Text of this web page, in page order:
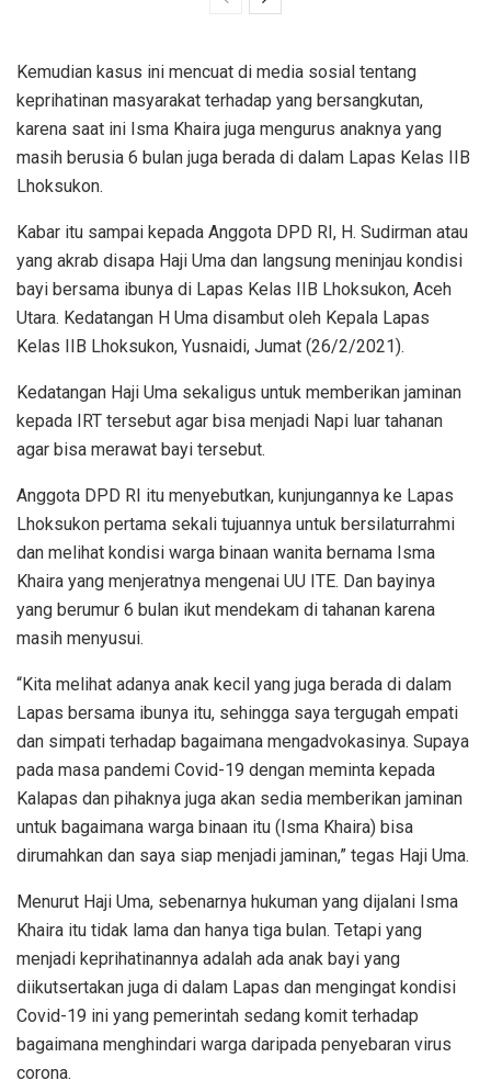
Kemudian kasus ini mencuat di media sosial tentang
keprihatinan masyarakat terhadap yang bersangkutan,
karena saat ini Isma Khaira juga mengurus anaknya yang
masih berusia 6 bulan juga berada di dalam Lapas Kelas IIB
Lhoksukon.
Kabar itu sampai kepada Anggota DPD RI, H. Sudirman atau
yang akrab disapa Haji Uma dan langsung meninjau kondisi
bayi bersama ibunya di Lapas Kelas IIB Lhoksukon, Aceh
Utara. Kedatangan H Uma disambut oleh Kepala Lapas
Kelas IIB Lhoksukon, Yusnaidi, Jumat (26/2/2021).
Kedatangan Haji Uma sekaligus untuk memberikan jaminan
kepada IRT tersebut agar bisa menjadi Napi luar tahanan
agar bisa merawat bayi tersebut.
Anggota DPD RI itu menyebutkan, kunjungannya ke Lapas
Lhoksukon pertama sekali tujuannya untuk bersilaturrahmi
dan melihat kondisi warga binaan wanita bernama Isma
Khaira yang menjeratnya mengenai UU ITE. Dan bayinya
yang berumur 6 bulan ikut mendekam di tahanan karena
masih menyusui.
“Kita melihat adanya anak kecil yang juga berada di dalam
Lapas bersama ibunya itu, sehingga saya tergugah empati
dan simpati terhadap bagaimana mengadvokasinya. Supaya
pada masa pandemi Covid-19 dengan meminta kepada
Kalapas dan pihaknya juga akan sedia memberikan jaminan
untuk bagaimana warga binaan itu (Isma Khaira) bisa
dirumahkan dan saya siap menjadi jaminan,” tegas Haji Uma.
Menurut Haji Uma, sebenarnya hukuman yang dijalani Isma
Khaira itu tidak lama dan hanya tiga bulan. Tetapi yang
menjadi keprihatinannya adalah ada anak bayi yang
diikutsertakan juga di dalam Lapas dan mengingat kondisi
Covid-19 ini yang pemerintah sedang komit terhadap
bagaimana menghindari warga daripada penyebaran virus
corona.